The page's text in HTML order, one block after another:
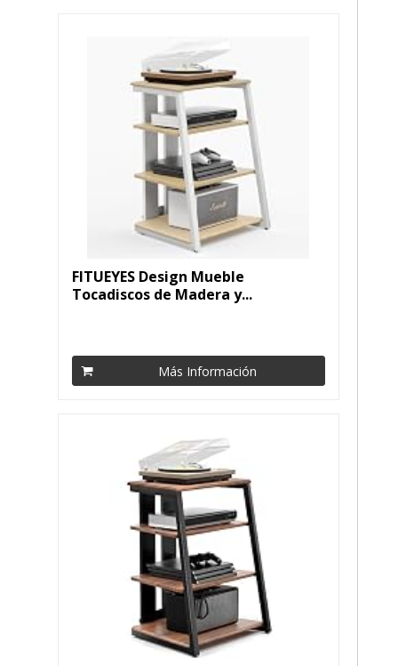
FITUEYES Design Mueble
Tocadiscos de Madera y...
Más Información